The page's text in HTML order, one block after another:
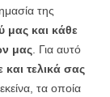
της
και κάθε
μας . Για αυτό
τελικά σας
τα οποία